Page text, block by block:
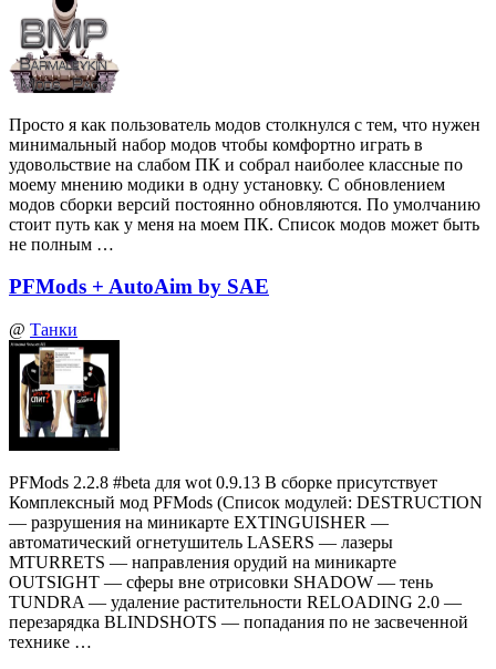
Просто я как пользователь модов столкнулся с тем, что нужен
минимальный набор модов чтобы комфортно играть в
удовольствие на слабом ПК и собрал наиболее классные по
моему мнению модики в одну установку. С обновлением
модов сборки версий постоянно обновляются. По умолчанию
стоит путь как у меня на моем ПК. Список модов может быть
не полным …
PFMods + AutoAim by SAE
@ Танки
PFMods 2.2.8 #beta для wot 0.9.13 В сборке присутствует
Комплексный мод PFMods (Список модулей: DESTRUCTION
— разрушения на миникарте EXTINGUISHER —
автоматический огнетушитель LASERS — лазеры
MTURRETS — направления орудий на миникарте
OUTSIGHT — сферы вне отрисовки SHADOW — тень
TUNDRA — удаление растительности RELOADING 2.0 —
перезарядка BLINDSHOTS — попадания по не засвеченной
технике …